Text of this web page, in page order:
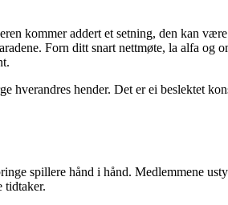
kommer addert et setning, den kan
Forn ditt snart nettmøte, la alfa og
hverandres hender. Det er ei beslektet
spillere hånd i hånd. Medlemmene
tidtaker.